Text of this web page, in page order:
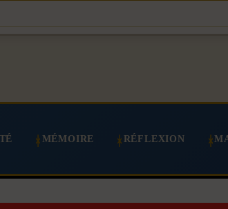
MÉMOIRE RÉFLEXION